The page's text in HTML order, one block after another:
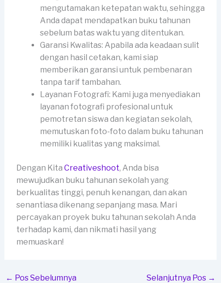
mengutamakan ketepatan waktu, sehingga
Anda dapat mendapatkan buku tahunan
sebelum batas waktu yang ditentukan.
Garansi Kwalitas: Apabila ada keadaan sulit
dengan hasil cetakan, kami siap
memberikan garansi untuk pembenaran
tanpa tarif tambahan.
Layanan Fotografi: Kami juga menyediakan
layanan fotografi profesional untuk
pemotretan siswa dan kegiatan sekolah,
memutuskan foto-foto dalam buku tahunan
memiliki kualitas yang maksimal.
Dengan Kita Creativeshoot, Anda bisa
mewujudkan buku tahunan sekolah yang
berkualitas tinggi, penuh kenangan, dan akan
senantiasa dikenang sepanjang masa. Mari
percayakan proyek buku tahunan sekolah Anda
terhadap kami, dan nikmati hasil yang
memuaskan!
← Pos Sebelumnya Selanjutnya Pos →